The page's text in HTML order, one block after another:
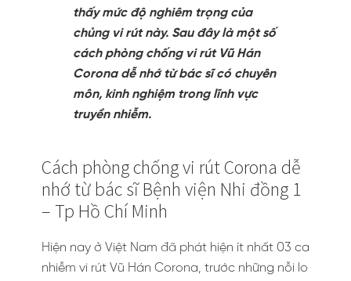
thấy mức độ nghiêm trọng của
chủng vi rút này. Sau đây là một số
cách phòng chống vi rút Vũ Hán
Corona dễ nhớ từ bác sĩ có chuyên
môn, kinh nghiệm trong lĩnh vực
truyền nhiễm.
Cách phòng chống vi rút Corona dễ
nhớ từ bác sĩ Bệnh viện Nhi đồng 1
– Tp Hồ Chí Minh
Hiện nay ở Việt Nam đã phát hiện ít nhất 03 ca
nhiễm vi rút Vũ Hán Corona, trước những nỗi lo